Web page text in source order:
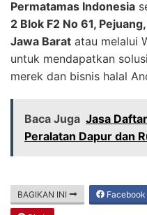
Permatamas Indonesia
2 Blok F2 No 61,
Jawa Barat atau melalui
untuk mendapatkan
merek dan bisnis halal
Baca Juga Jasa
Peralatan Dapur dan
BAGIKAN INI Facebook